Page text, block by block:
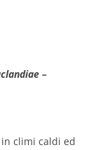
–
climi caldi ed